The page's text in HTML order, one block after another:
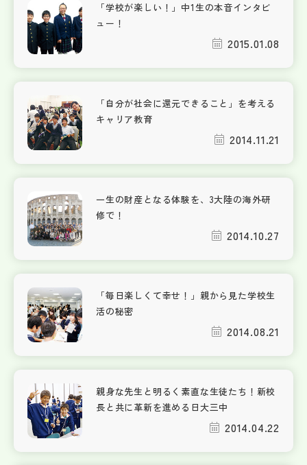
「学校が楽しい！」中1生の本音インタビ
ュー！
2015.01.08
「自分が社会に還元できること」を考える
キャリア教育
2014.11.21
一生の財産となる体験を、3大陸の海外研
修で！
2014.10.27
「毎日楽しくて幸せ！」親から見た学校生
活の秘密
2014.08.21
親身な先生と明るく素直な生徒たち！新校
長と共に革新を進める日大三中
2014.04.22